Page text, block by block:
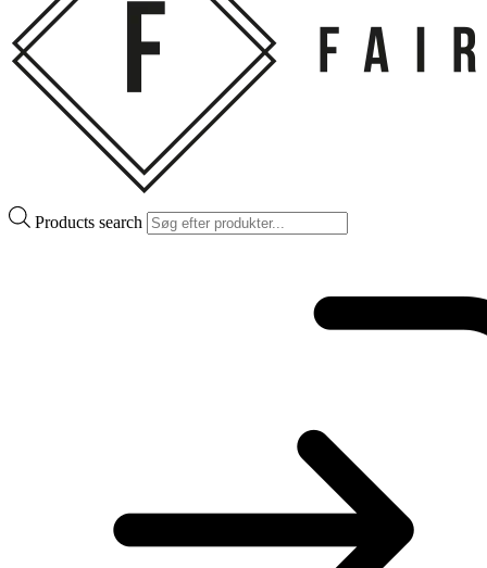
Products search